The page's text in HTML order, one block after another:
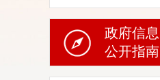
政府信息
公开指南